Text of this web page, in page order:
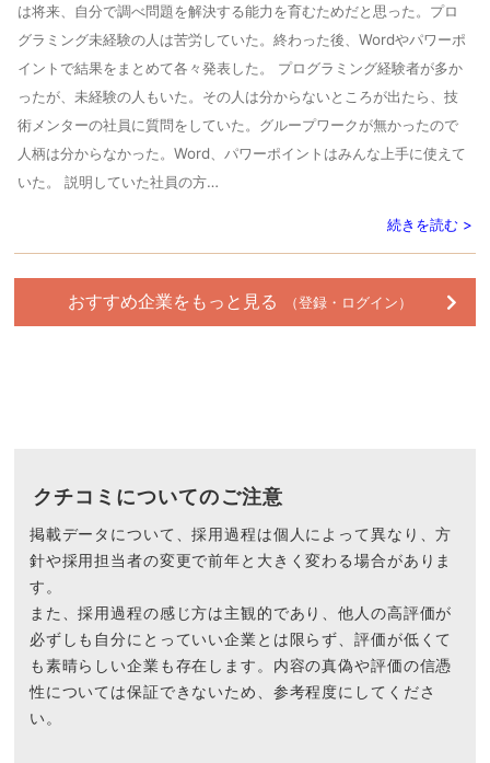
は将来、自分で調べ問題を解決する能力を育むためだと思った。プロ
グラミング未経験の人は苦労していた。終わった後、Wordやパワーポ
イントで結果をまとめて各々発表した。 プログラミング経験者が多か
ったが、未経験の人もいた。その人は分からないところが出たら、技
術メンターの社員に質問をしていた。グループワークが無かったので
人柄は分からなかった。Word、パワーポイントはみんな上手に使えて
いた。 説明していた社員の方…
続きを読む >
おすすめ企業をもっと見る （登録・ログイン）
クチコミについてのご注意
掲載データについて、採用過程は個人によって異なり、方
針や採用担当者の変更で前年と大きく変わる場合がありま
す。
また、採用過程の感じ方は主観的であり、他人の高評価が
必ずしも自分にとっていい企業とは限らず、評価が低くて
も素晴らしい企業も存在します。内容の真偽や評価の信憑
性については保証できないため、参考程度にしてくださ
い。